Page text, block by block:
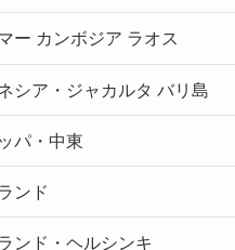
ー カンボジア ラオス
シア・ジャカルタ バリ島
パ・中東
ンド
ンド・ヘルシンキ